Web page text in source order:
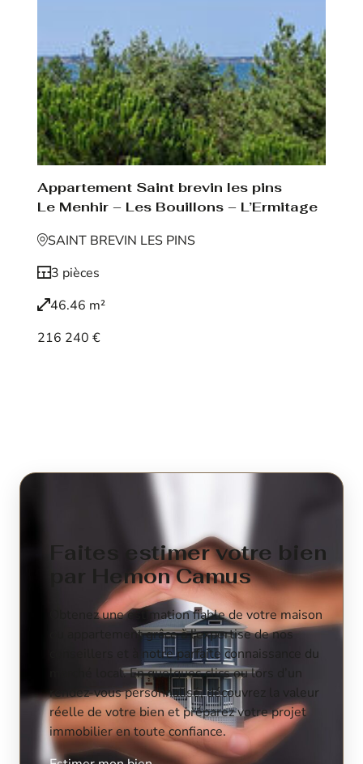
Appartement Saint brevin les pins
Le Menhir – Les Bouillons – L’Ermitage
SAINT BREVIN LES PINS
3 pièces
46.46 m²
216 240 €
Faites estimer votre bien
par Hemon Camus
Obtenez une estimation fiable de votre maison
ou appartement grâce à l’expertise de nos
conseillers et à notre parfaite connaissance du
marché local. En quelques clics ou lors d’un
rendez-vous personnalisé, découvrez la valeur
réelle de votre bien et préparez votre projet
immobilier en toute confiance.